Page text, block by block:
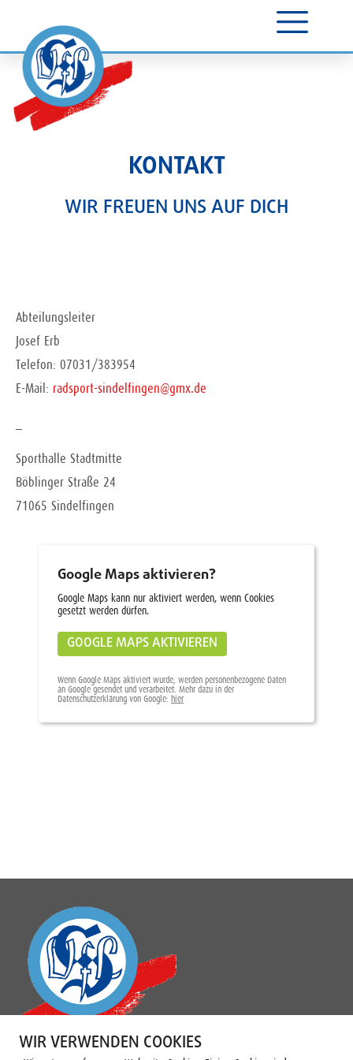
KONTAKT
WIR FREUEN UNS AUF DICH
Abteilungsleiter
Josef Erb
Telefon: 07031/383954
E-Mail: radsport-sindelfingen@gmx.de
Sporthalle Stadtmitte
Böblinger Straße 24
71065 Sindelfingen
Google Maps aktivieren?
Google Maps kann nur aktiviert werden, wenn Cookies
gesetzt werden dürfen.
GOOGLE MAPS AKTIVIEREN
Wenn Google Maps aktiviert wurde, werden personenbezogene Daten
an Google gesendet und verarbeitet. Mehr dazu in der
Datenschutzerklärung von Google: hier
WIR VERWENDEN COOKIES